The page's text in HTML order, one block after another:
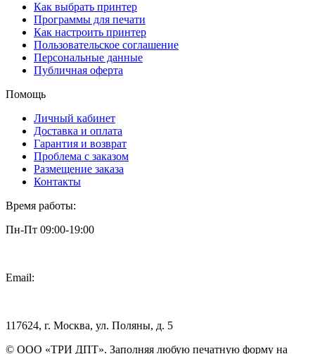
Как выбрать принтер
Программы для печати
Как настроить принтер
Пользовательское соглашение
Персональные данные
Публичная оферта
Помощь
Личный кабинет
Доставка и оплата
Гарантия и возврат
Проблема с заказом
Размещение заказа
Контакты
Время работы:
Пн-Пт 09:00-19:00
Email:
117624, г. Москва, ул. Поляны, д. 5
© ООО «ТРИ ДПТ». Заполняя любую печатную форму на